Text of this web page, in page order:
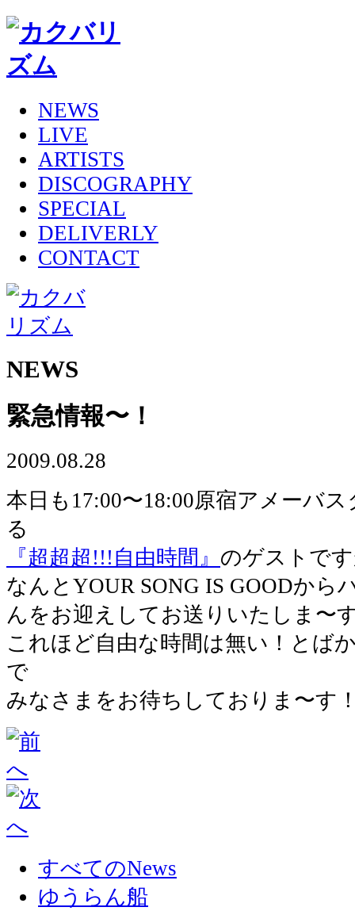
NEWS
LIVE
ARTISTS
DISCOGRAPHY
SPECIAL
DELIVERLY
CONTACT
NEWS
緊急情報〜！
2009.08.28
本日も17:00〜18:00原宿アメーバ
る
『超超超!!!自由時間』 のゲストで
なんとYOUR SONG IS GOODから
んをお迎えしてお送りいたしま〜
これほど自由な時間は無い！とば
で
みなさまをお待ちしておりま〜す
すべてのNews
ゆうらん船